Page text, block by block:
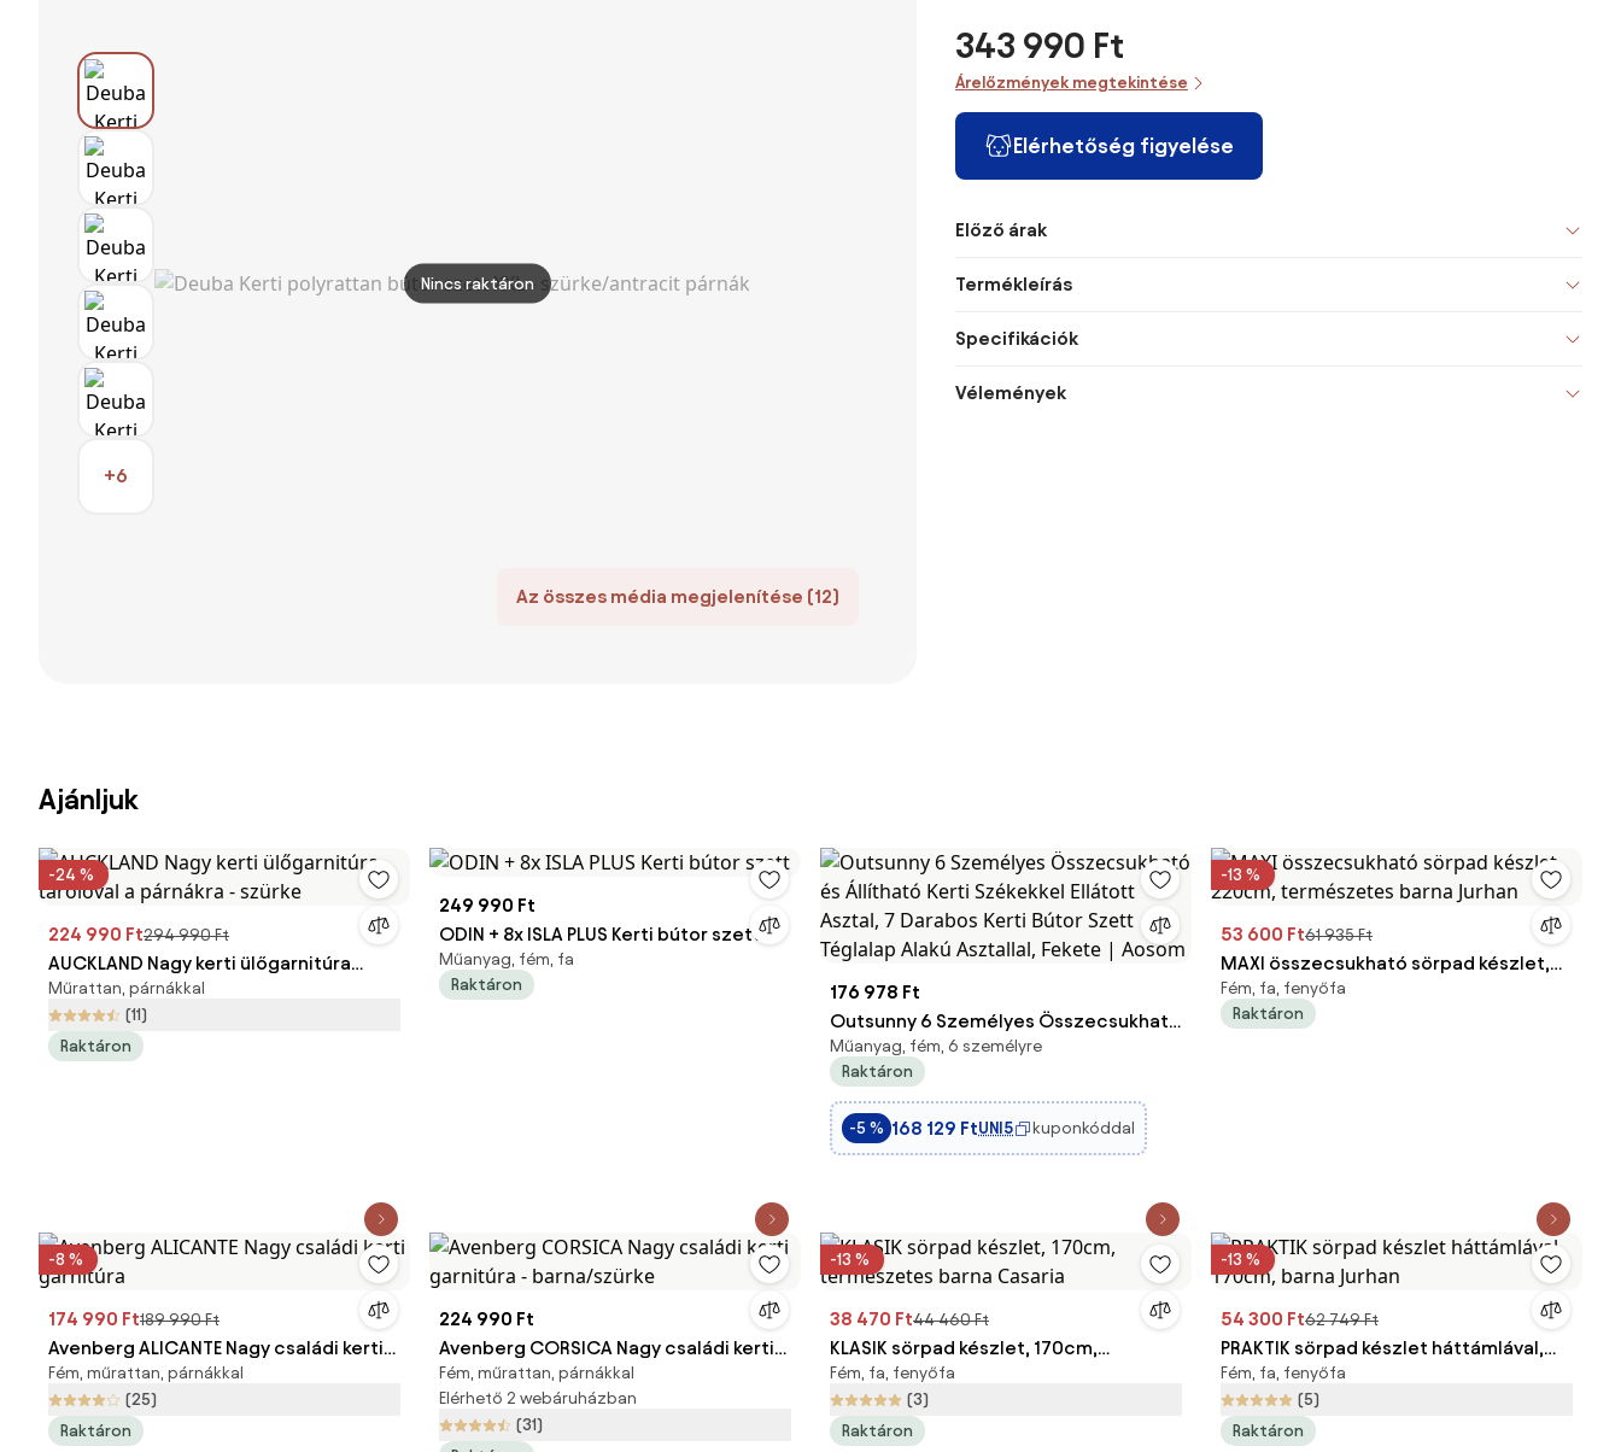
teras
+6
Az összes média megjelenítése (12)
Nincs raktáron
343 990 Ft
Árelőzmények megtekintése
Elérhetőség figyelése
Előző árak
Termékleírás
Specifikációk
Vélemények
Ajánljuk
-24 %
224 990 Ft294 990 Ft
AUCKLAND Nagy kerti ülőgarnitúra
tárolóval a párnákra - szürke
Műrattan, párnákkal
(11)
Raktáron
249 990 Ft
ODIN + 8x ISLA PLUS Kerti bútor szett
Műanyag, fém, fa
Raktáron
176 978 Ft
Outsunny 6 Személyes Összecsukható
és Állítható Kerti Székekkel Ellátott
Asztal, 7 Darabos Kerti Bútor Szett
Téglalap Alakú Asztallal, Fekete |
Aosom
Műanyag, fém, 6 személyre
Raktáron
-5 % 168 129 FtUNI5 kuponkóddal
-13 %
53 600 Ft61 935 Ft
MAXI összecsukható sörpad készlet,
220cm, természetes barna Jurhan
Fém, fa, fenyőfa
Raktáron
-8 %
174 990 Ft189 990 Ft
Avenberg ALICANTE Nagy családi kerti
garnitúra
Fém, műrattan, párnákkal
(25)
Raktáron
224 990 Ft
Avenberg CORSICA Nagy családi kerti
garnitúra - barna/szürke
Fém, műrattan, párnákkal
Elérhető 2 webáruházban
(31)
-13 %
38 470 Ft44 460 Ft
KLASIK sörpad készlet, 170cm,
természetes barna Casaria
Fém, fa, fenyőfa
(3)
Raktáron
-13 %
54 300 Ft62 749 Ft
PRAKTIK sörpad készlet háttámlával,
170cm, barna Jurhan
Fém, fa, fenyőfa
(5)
Raktáron